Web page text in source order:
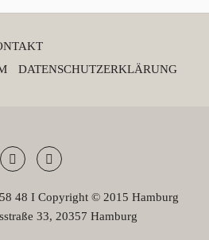
DATENSCHUTZERKLÄRUNG
48 I Copyright © 2015 Hamburg
33, 20357 Hamburg